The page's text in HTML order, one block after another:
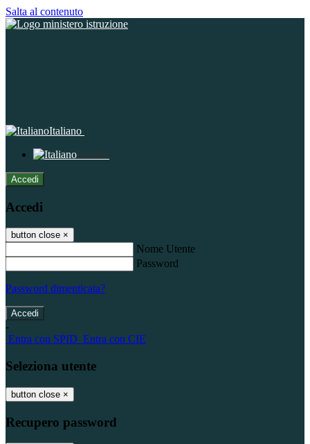
Salta al contenuto
Italiano
Italiano
Accedi
Accedi
button close ×
Nome Utente
Password
Password dimenticata?
-
Entra con SPID Entra con CIE
Seleziona utente
button close ×
Recupero password